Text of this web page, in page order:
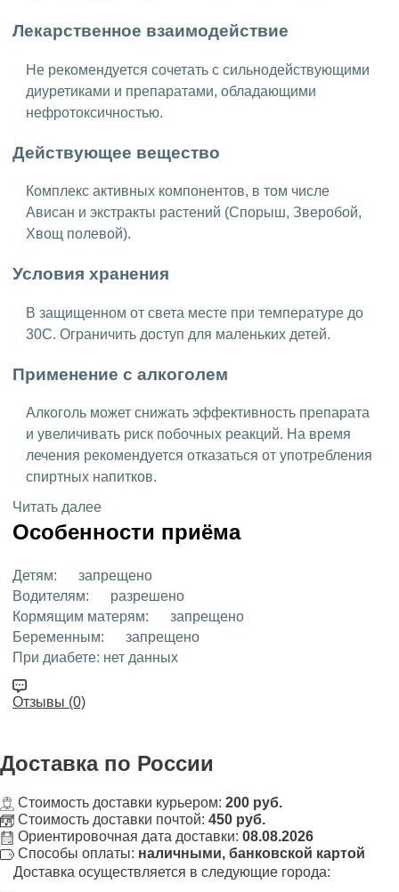
Лекарственное взаимодействие
Не рекомендуется сочетать с сильнодействующими
диуретиками и препаратами, обладающими
нефротоксичностью.
Действующее вещество
Комплекс активных компонентов, в том числе
Ависан и экстракты растений (Спорыш, Зверобой,
Хвощ полевой).
Условия хранения
В защищенном от света месте при температуре до
30C. Ограничить доступ для маленьких детей.
Применение с алкоголем
Алкоголь может снижать эффективность препарата
и увеличивать риск побочных реакций. На время
лечения рекомендуется отказаться от употребления
спиртных напитков.
Читать далее
Особенности приёма
Детям:
запрещено
Водителям:
разрешено
Кормящим матерям:
запрещено
Беременным:
запрещено
При диабете: нет данных
Отзывы (0)
Доставка по России
Стоимость доставки курьером: 200 руб.
Стоимость доставки почтой: 450 руб.
Ориентировочная дата доставки: 08.08.2026
Способы оплаты: наличными, банковской картой
Доставка осуществляется в следующие города: